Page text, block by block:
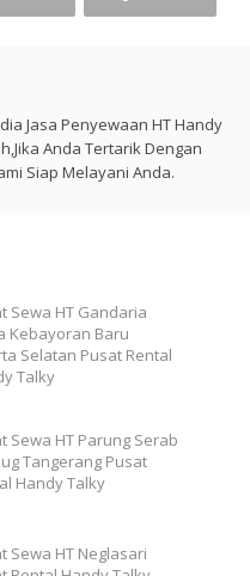
Jasa Penyewaan HT Handy
Anda Tertarik Dengan
Siap Melayani Anda.
Sewa HT Gandaria
Kebayoran Baru
Selatan Pusat Rental
Talky
Sewa HT Parung Serab
Tangerang Pusat
Handy Talky
Sewa HT Neglasari